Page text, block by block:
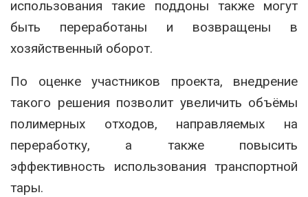
использования такие поддоны также могут
быть переработаны и возвращены в
хозяйственный оборот.
По оценке участников проекта, внедрение
такого решения позволит увеличить объёмы
полимерных отходов, направляемых на
переработку, а также повысить
эффективность использования транспортной
тары.